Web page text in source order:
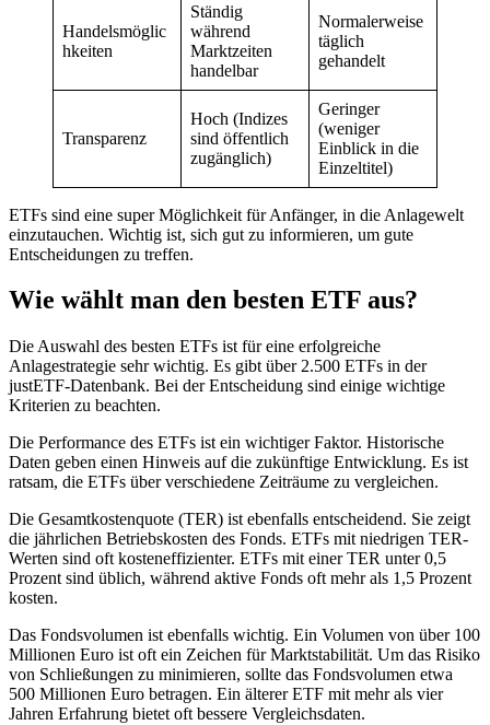
Handelsmöglic
hkeiten
Ständig
während
Marktzeiten
handelbar
Normalerweise
täglich
gehandelt
Transparenz
Hoch (Indizes
sind öffentlich
zugänglich)
Geringer
(weniger
Einblick in die
Einzeltitel)
ETFs sind eine super Möglichkeit für Anfänger, in die Anlagewelt
einzutauchen. Wichtig ist, sich gut zu informieren, um gute
Entscheidungen zu treffen.
Wie wählt man den besten ETF aus?
Die Auswahl des besten ETFs ist für eine erfolgreiche
Anlagestrategie sehr wichtig. Es gibt über 2.500 ETFs in der
justETF-Datenbank. Bei der Entscheidung sind einige wichtige
Kriterien zu beachten.
Die Performance des ETFs ist ein wichtiger Faktor. Historische
Daten geben einen Hinweis auf die zukünftige Entwicklung. Es ist
ratsam, die ETFs über verschiedene Zeiträume zu vergleichen.
Die Gesamtkostenquote (TER) ist ebenfalls entscheidend. Sie zeigt
die jährlichen Betriebskosten des Fonds. ETFs mit niedrigen TER-
Werten sind oft kosteneffizienter. ETFs mit einer TER unter 0,5
Prozent sind üblich, während aktive Fonds oft mehr als 1,5 Prozent
kosten.
Das Fondsvolumen ist ebenfalls wichtig. Ein Volumen von über 100
Millionen Euro ist oft ein Zeichen für Marktstabilität. Um das Risiko
von Schließungen zu minimieren, sollte das Fondsvolumen etwa
500 Millionen Euro betragen. Ein älterer ETF mit mehr als vier
Jahren Erfahrung bietet oft bessere Vergleichsdaten.